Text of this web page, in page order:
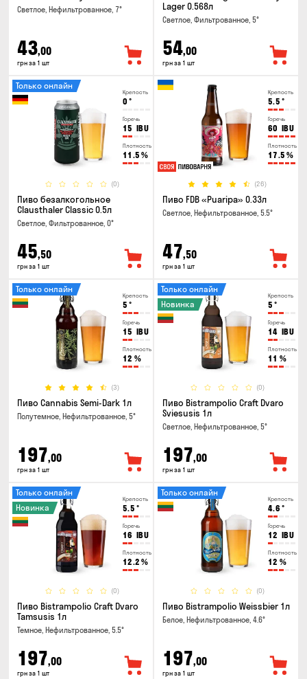
Светлое, Нефильтрованное, 7°
43,00
грн за 1 шт
Lager 0.568л
Светлое, Фильтрованное, 5°
54,00
грн за 1 шт
Крепость
0 °
Горечь
15 IBU
Плотность
11.5 %
(0)
Только онлайн
Пиво безалкогольное
Clausthaler Classic 0.5л
Светлое, Фильтрованное, 0°
45,50
грн за 1 шт
Крепость
5.5 °
Горечь
60 IBU
Плотность
17.5 %
(26)
Пиво FDB «Puaripa» 0.33л
Светлое, Нефильтрованное, 5.5°
47,50
грн за 1 шт
Крепость
5 °
Горечь
15 IBU
Плотность
12 %
(3)
Только онлайн
Пиво Cannabis Semi-Dark 1л
Полутемное, Нефильтрованное, 5°
197,00
грн за 1 шт
Крепость
5 °
Горечь
14 IBU
Плотность
11 %
(0)
Только онлайн
Новинка
Пиво Bistrampolio Craft Dvaro
Sviesusis 1л
Светлое, Нефильтрованное, 5°
197,00
грн за 1 шт
Крепость
5.5 °
Горечь
16 IBU
Плотность
12.2 %
(0)
Только онлайн
Новинка
Пиво Bistrampolio Craft Dvaro
Tamsusis 1л
Темное, Нефильтрованное, 5.5°
197,00
грн за 1 шт
Крепость
4.6 °
Горечь
12 IBU
Плотность
12 %
(0)
Только онлайн
Пиво Bistrampolio Weissbier 1л
Белое, Нефильтрованное, 4.6°
197,00
грн за 1 шт